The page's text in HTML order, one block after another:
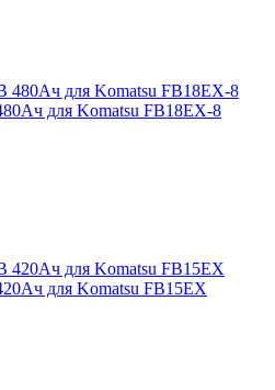
для Komatsu FB18EX-8
для Komatsu FB15EX